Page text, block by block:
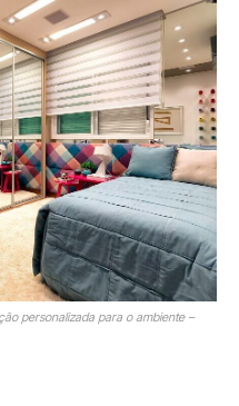
personalizada para o ambiente –